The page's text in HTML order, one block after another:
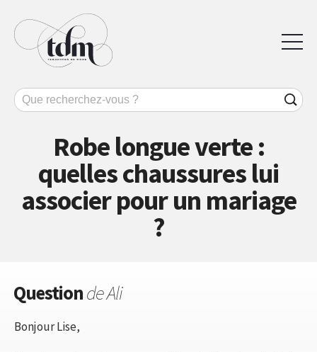
Robe longue verte :
quelles chaussures lui
associer pour un mariage
?
Questionde Ali
Bonjour Lise,